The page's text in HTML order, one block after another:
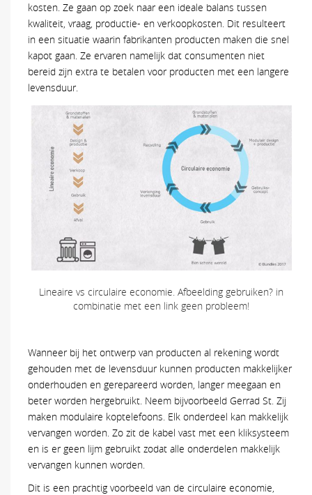
kosten. Ze gaan op zoek naar een ideale balans tussen
kwaliteit, vraag, productie- en verkoopkosten. Dit resulteert
in een situatie waarin fabrikanten producten maken die snel
kapot gaan. Ze ervaren namelijk dat consumenten niet
bereid zijn extra te betalen voor producten met een langere
levensduur.
Lineaire vs circulaire economie. Afbeelding gebruiken? in
combinatie met een link geen probleem!
Wanneer bij het ontwerp van producten al rekening wordt
gehouden met de levensduur kunnen producten makkelijker
onderhouden en gerepareerd worden, langer meegaan en
beter worden hergebruikt. Neem bijvoorbeeld Gerrad St. Zij
maken modulaire koptelefoons. Elk onderdeel kan makkelijk
vervangen worden. Zo zit de kabel vast met een kliksysteem
en is er geen lijm gebruikt zodat alle onderdelen makkelijk
vervangen kunnen worden.
Dit is een prachtig voorbeeld van de circulaire economie,